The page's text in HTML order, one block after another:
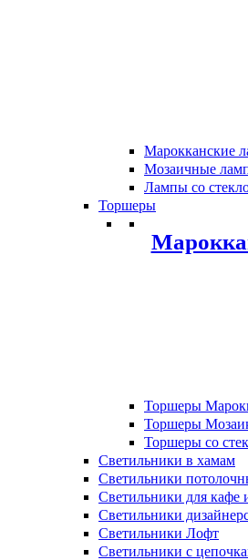
Марокканские
Мозаичные
Лампы со
Торшеры
Торшеры
Торшеры
Торшеры со
Светильники в хамам
Светильники
Светильники для кафе
Светильники
Светильники Лофт
Светильники с